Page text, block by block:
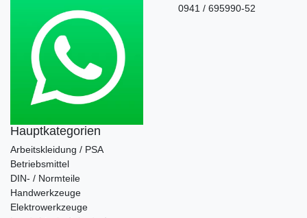
0941 / 695990-52
Hauptkategorien
Arbeitskleidung / PSA
Betriebsmittel
DIN- / Normteile
Handwerkzeuge
Elektrowerkzeuge